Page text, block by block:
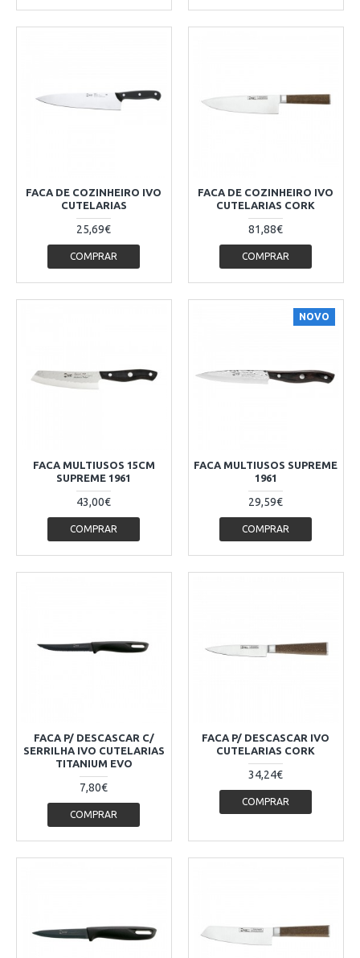
FACA DE COZINHEIRO IVO
CUTELARIAS
25,69€
COMPRAR
FACA DE COZINHEIRO IVO
CUTELARIAS CORK
81,88€
COMPRAR
FACA MULTIUSOS 15CM
SUPREME 1961
43,00€
COMPRAR
NOVO
FACA MULTIUSOS SUPREME
1961
29,59€
COMPRAR
FACA P/ DESCASCAR C/
SERRILHA IVO CUTELARIAS
TITANIUM EVO
7,80€
COMPRAR
FACA P/ DESCASCAR IVO
CUTELARIAS CORK
34,24€
COMPRAR